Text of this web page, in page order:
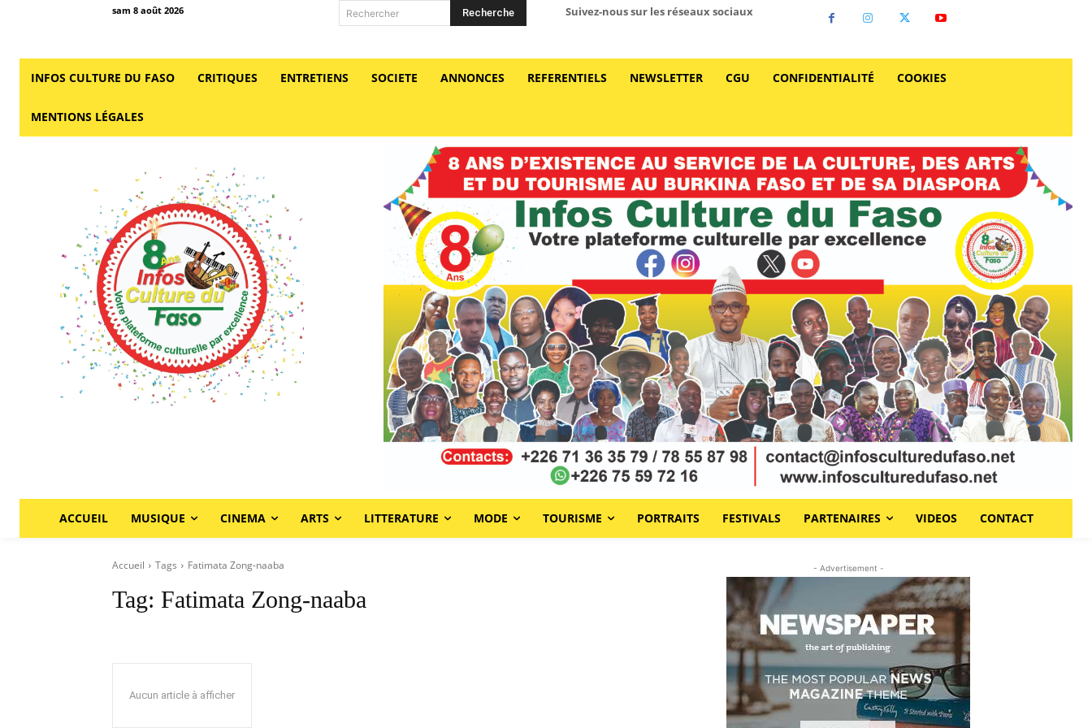
sam 8 août 2026 Rechercher Recherche Suivez-nous sur les réseaux sociaux
INFOS CULTURE DU FASO CRITIQUES ENTRETIENS SOCIETE ANNONCES REFERENTIELS NEWSLETTER CGU CONFIDENTIALITÉ COOKIES
MENTIONS LÉGALES
ACCUEIL MUSIQUE CINEMA ARTS LITTERATURE MODE TOURISME PORTRAITS FESTIVALS PARTENAIRES VIDEOS CONTACT
Accueil Tags Fatimata Zong-naaba
Tag: Fatimata Zong-naaba
Aucun article à afficher
- Advertisement -